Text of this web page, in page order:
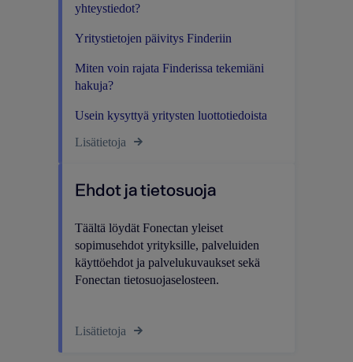
yhteystiedot?
Yritystietojen päivitys Finderiin
Miten voin rajata Finderissa tekemiäni
hakuja?
Usein kysyttyä yritysten luottotiedoista
Lisätietoja
Ehdot ja tietosuoja
Täältä löydät Fonectan yleiset
sopimusehdot yrityksille, palveluiden
käyttöehdot ja palvelukuvaukset sekä
Fonectan tietosuojaselosteen.
Lisätietoja